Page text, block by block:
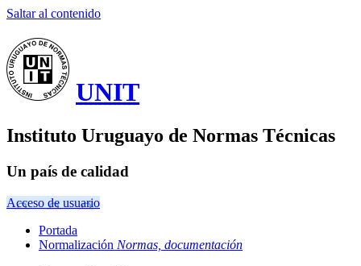
Saltar al contenido
UNIT
Instituto Uruguayo de Normas Técnicas
Un país de calidad
Acceso de usuario
Portada
Normalización Normas, documentación